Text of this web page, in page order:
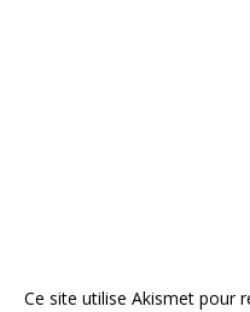
Ce site utilise Akismet pour